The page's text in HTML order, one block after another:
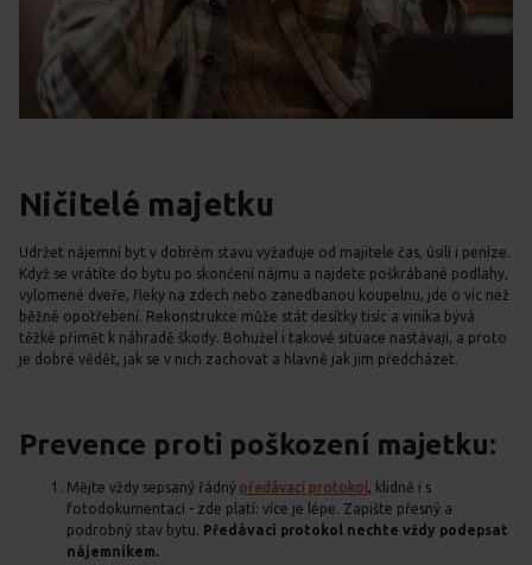
Ničitelé majetku
Udržet nájemní byt v dobrém stavu vyžaduje od majitele čas, úsilí i peníze.
Když se vrátíte do bytu po skončení nájmu a najdete poškrábané podlahy,
vylomené dveře, fleky na zdech nebo zanedbanou koupelnu, jde o víc než
běžné opotřebení. Rekonstrukce může stát desítky tisíc a viníka bývá
těžké přimět k náhradě škody. Bohužel i takové situace nastávají, a proto
je dobré vědět, jak se v nich zachovat a hlavně jak jim předcházet.
Prevence proti poškození majetku:
Mějte vždy sepsaný řádný předávací protokol , klidně i s
fotodokumentací - zde platí: více je lépe. Zapište přesný a
podrobný stav bytu. Předávací protokol nechte vždy podepsat
nájemníkem.